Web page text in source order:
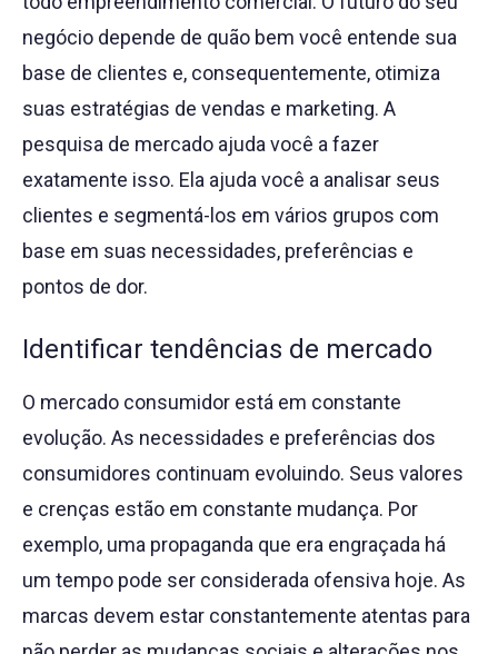
negócio depende de quão bem você entende sua
base de clientes e, consequentemente, otimiza
suas estratégias de vendas e marketing. A
pesquisa de mercado ajuda você a fazer
exatamente isso. Ela ajuda você a analisar seus
clientes e segmentá-los em vários grupos com
base em suas necessidades, preferências e
pontos de dor.
Identificar tendências de mercado
O mercado consumidor está em constante
evolução. As necessidades e preferências dos
consumidores continuam evoluindo. Seus valores
e crenças estão em constante mudança. Por
exemplo, uma propaganda que era engraçada há
um tempo pode ser considerada ofensiva hoje. As
marcas devem estar constantemente atentas para